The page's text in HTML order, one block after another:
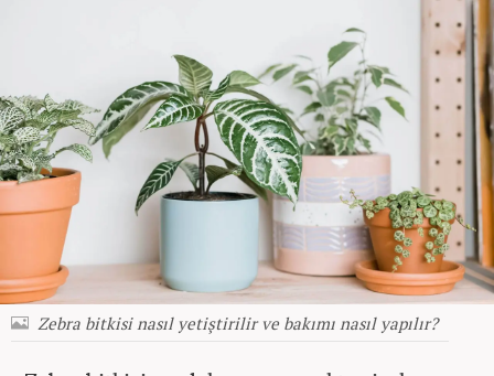
Zebra bitkisi nasıl yetiştirilir ve bakımı nasıl yapılır?